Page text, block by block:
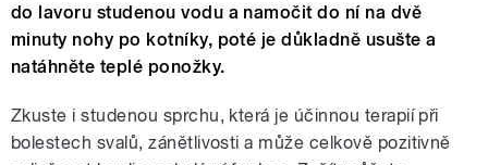
do lavoru studenou vodu a namočit do ní na dvě
minuty nohy po kotníky, poté je důkladně usušte a
natáhněte teplé ponožky.
Zkuste i studenou sprchu, která je účinnou terapií při
bolestech svalů, zánětlivosti a může celkově pozitivně